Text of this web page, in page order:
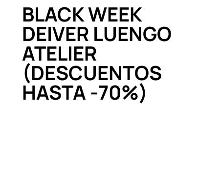
BLACK WEEK
DEIVER LUENGO
ATELIER
(DESCUENTOS
HASTA -70%)